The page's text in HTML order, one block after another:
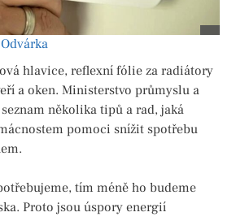
hlavice, reflexní fólie za radiátory
a oken. Ministerstvo průmyslu a
několika tipů a rad, jaká
pomoci snížit spotřebu
tím méně ho budeme
Proto jsou úspory energií